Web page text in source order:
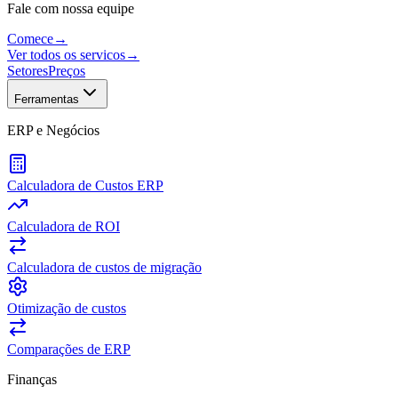
Fale com nossa equipe
Comece→
Ver todos os servicos→
SetoresPreços
Ferramentas
ERP e Negócios
Calculadora de Custos ERP
Calculadora de ROI
Calculadora de custos de migração
Otimização de custos
Comparações de ERP
Finanças